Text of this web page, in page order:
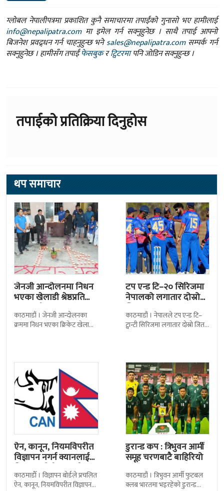
ग्लोबल नेपालीपत्रमा प्रकाशित कुनै समाचारमा तपाईंको गुनासो भए हामीलाई
info@nepalipatra.comमा इमेल गर्न सक्नुहुनेछ । साथै तपाई आफ्नो
बिजनेश प्रवद्र्धन गर्न चाहनुहुन्छ भनेsales@nepalipatra.comसम्पर्क गर्न
सक्नुहुनेछ । हामीसँग तपाईंफेसबुकरट्विटरमापनि जोडिन सक्नुहुन्छ ।
तपाईको प्रतिक्रिया दिनुहोस
थप समाचार
जेनजी आन्दोलनमा निधन
भएका खेलाडी श्रेष्ठप्रति
श्रद्धाञ्जली
काठमाडौं । जेनजी आन्दोलनका
क्रममा निधन भएका क्रिकेट खेलाडी
टप एन्ड टि–२० सिरिजमा
नेपालको लगातार दोस्रो
जित
काठमाडौं । नेपालले टप एन्ड टि–
ट्वान्टी सिरिजमा लगातार दोस्रो जित
ऐन, कानून, नियमविपरीत
विज्ञापन नगर्न क्यानलाई
विज्ञापन बोर्डद्वारा सचेत
काठमाडाैँ । विज्ञापन बोर्डले प्रचलित
ऐन, कानून, नियमविपरीत विज्ञापन
डुरान्ड कप : त्रिभुवन आर्मी
समूह चरणबाटै बाहिरियो
काठमाडौं । त्रिभुवन आर्मी फुटबल
क्लब भारतमा भइरहेको डुरान्ड